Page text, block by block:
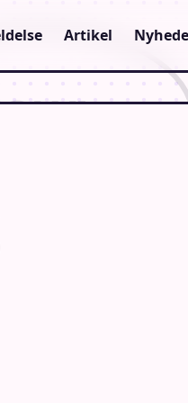
Artikel